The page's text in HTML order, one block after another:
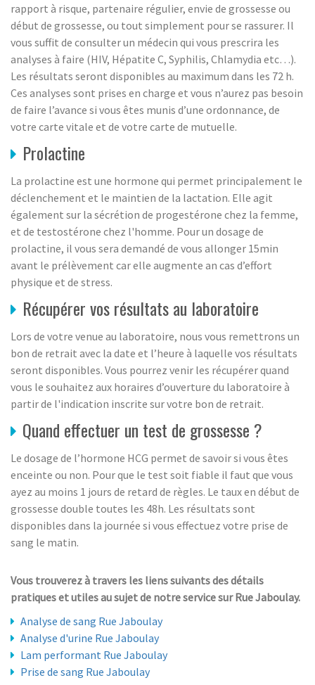
rapport à risque, partenaire régulier, envie de grossesse ou
début de grossesse, ou tout simplement pour se rassurer. Il
vous suffit de consulter un médecin qui vous prescrira les
analyses à faire (HIV, Hépatite C, Syphilis, Chlamydia etc…).
Les résultats seront disponibles au maximum dans les 72 h.
Ces analyses sont prises en charge et vous n’aurez pas besoin
de faire l’avance si vous êtes munis d’une ordonnance, de
votre carte vitale et de votre carte de mutuelle.
Prolactine
La prolactine est une hormone qui permet principalement le
déclenchement et le maintien de la lactation. Elle agit
également sur la sécrétion de progestérone chez la femme,
et de testostérone chez l'homme. Pour un dosage de
prolactine, il vous sera demandé de vous allonger 15min
avant le prélèvement car elle augmente an cas d’effort
physique et de stress.
Récupérer vos résultats au laboratoire
Lors de votre venue au laboratoire, nous vous remettrons un
bon de retrait avec la date et l’heure à laquelle vos résultats
seront disponibles. Vous pourrez venir les récupérer quand
vous le souhaitez aux horaires d’ouverture du laboratoire à
partir de l'indication inscrite sur votre bon de retrait.
Quand effectuer un test de grossesse ?
Le dosage de l’hormone HCG permet de savoir si vous êtes
enceinte ou non. Pour que le test soit fiable il faut que vous
ayez au moins 1 jours de retard de règles. Le taux en début de
grossesse double toutes les 48h. Les résultats sont
disponibles dans la journée si vous effectuez votre prise de
sang le matin.
Vous trouverez à travers les liens suivants des détails
pratiques et utiles au sujet de notre service sur Rue Jaboulay.
Analyse de sang Rue Jaboulay
Analyse d'urine Rue Jaboulay
Lam performant Rue Jaboulay
Prise de sang Rue Jaboulay